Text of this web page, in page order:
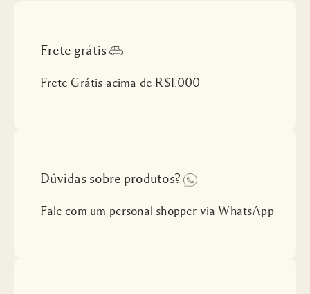
Frete grátis
Frete Grátis acima de R$1.000
Dúvidas sobre produtos?
Fale com um personal shopper via WhatsApp